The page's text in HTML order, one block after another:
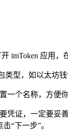
imToken 应用，
类型，如以太坊
一个名称，方便
凭证，一定要妥
“下一步”。